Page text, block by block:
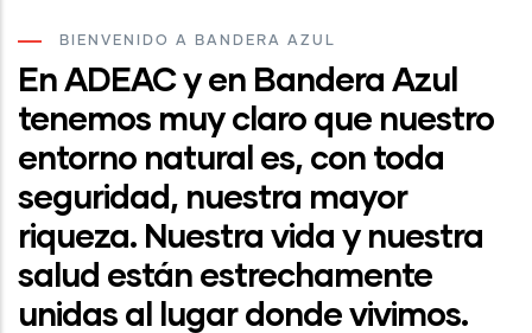
BIENVENIDO A BANDERA AZUL
En ADEAC y en Bandera Azul
tenemos muy claro que nuestro
entorno natural es, con toda
seguridad, nuestra mayor
riqueza. Nuestra vida y nuestra
salud están estrechamente
unidas al lugar donde vivimos.